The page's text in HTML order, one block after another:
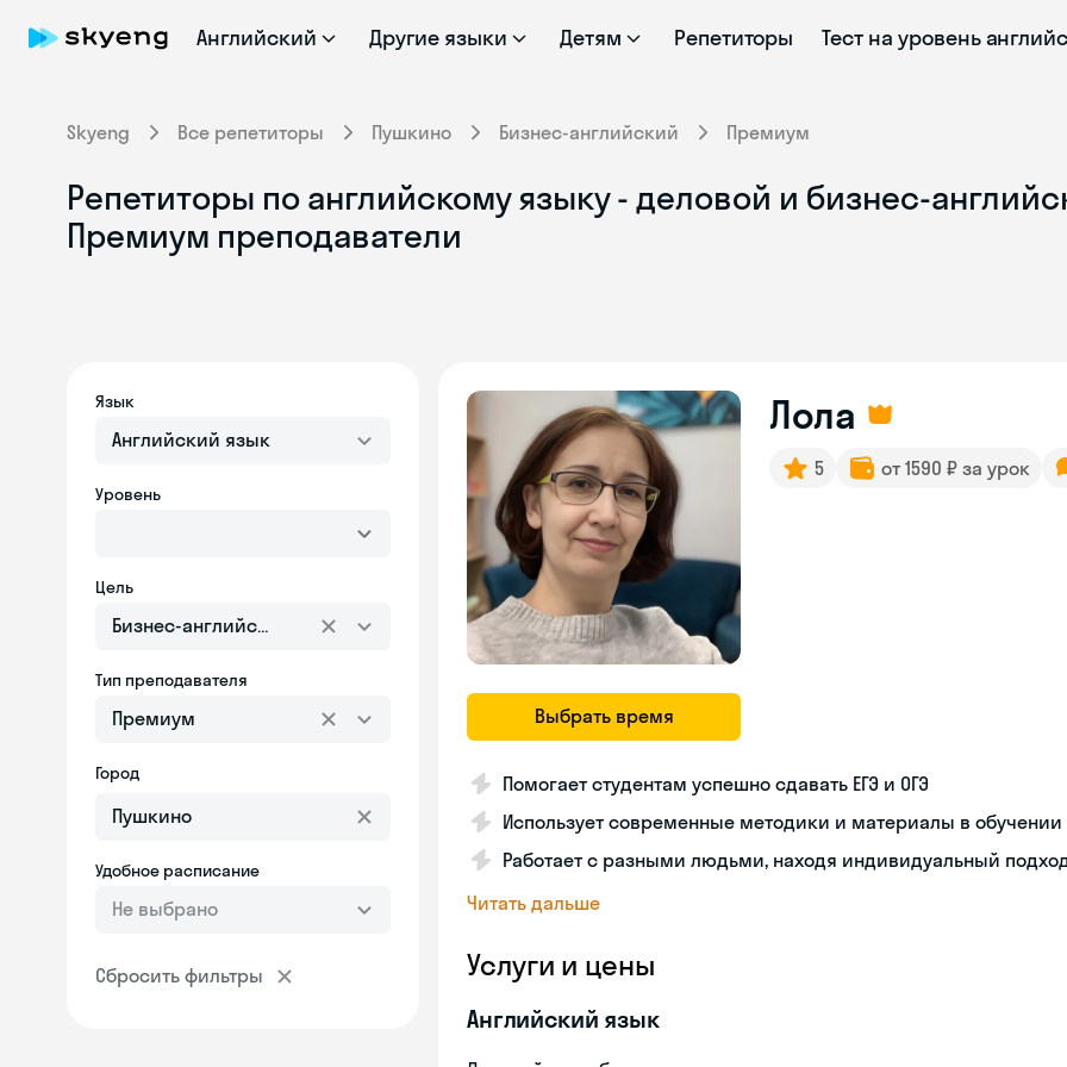
Английский Другие языки Детям Репетиторы Тест на уровень
Skyeng Все репетиторы Пушкино Бизнес-английский Премиум
Репетиторы по английскому языку - деловой и бизнес-
Премиум преподаватели
Язык
Английский язык
Уровень
Цель
Бизнес-английский
Тип преподавателя
Премиум
Город
Удобное расписание
Не выбрано
Сбросить фильтры
Выбрать время
Лола
5 от 1590 ₽ за урок
Помогает студентам успешно сдавать ЕГЭ и ОГЭ
Использует современные методики и материалы в обучении
Работает с разными людьми, находя индивидуальный
Читать дальше
Услуги и цены
Английский язык